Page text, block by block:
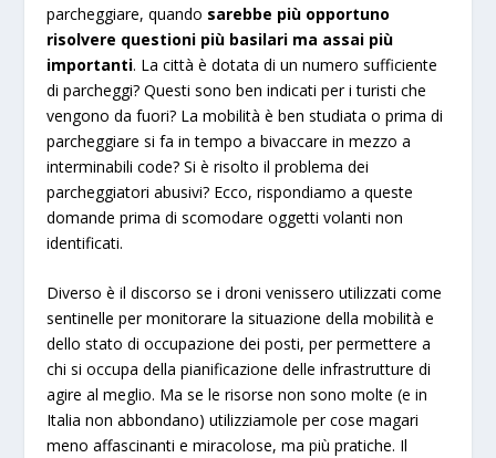
parcheggiare, quando sarebbe più opportuno
risolvere questioni più basilari ma assai più
importanti. La città è dotata di un numero sufficiente
di parcheggi? Questi sono ben indicati per i turisti che
vengono da fuori? La mobilità è ben studiata o prima di
parcheggiare si fa in tempo a bivaccare in mezzo a
interminabili code? Si è risolto il problema dei
parcheggiatori abusivi? Ecco, rispondiamo a queste
domande prima di scomodare oggetti volanti non
identificati.
Diverso è il discorso se i droni venissero utilizzati come
sentinelle per monitorare la situazione della mobilità e
dello stato di occupazione dei posti, per permettere a
chi si occupa della pianificazione delle infrastrutture di
agire al meglio. Ma se le risorse non sono molte (e in
Italia non abbondano) utilizziamole per cose magari
meno affascinanti e miracolose, ma più pratiche. Il